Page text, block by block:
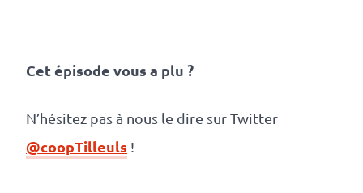
Cet épisode vous a plu ?
N’hésitez pas à nous le dire sur Twitter
@coopTilleuls !